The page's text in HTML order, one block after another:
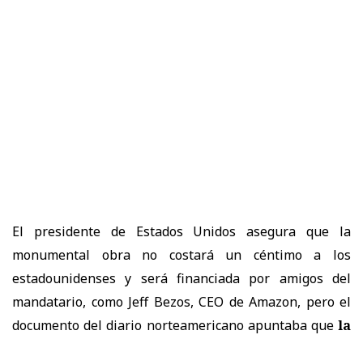
El presidente de Estados Unidos asegura que la
monumental obra no costará un céntimo a los
estadounidenses y será financiada por amigos del
mandatario, como Jeff Bezos, CEO de Amazon, pero el
documento del diario norteamericano apuntaba que la